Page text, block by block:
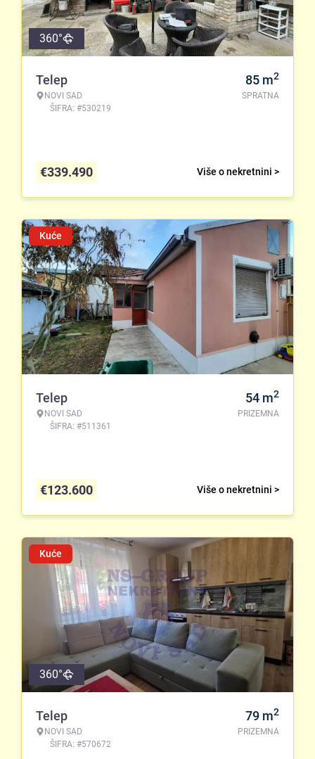
360°
Telep
NOVI SAD
ŠIFRA: #530219
85 m2
SPRATNA
Više o nekretnini >
€339.490
Kuće
Telep
NOVI SAD
ŠIFRA: #511361
54 m2
PRIZEMNA
Više o nekretnini >
€123.600
Kuće
360°
Telep
NOVI SAD
ŠIFRA: #570672
79 m2
PRIZEMNA